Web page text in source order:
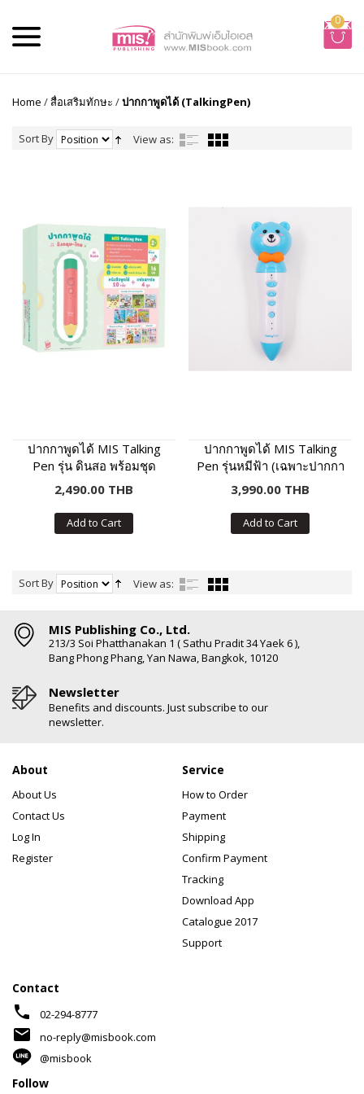
0
Home /สื่อเสริมทักษะ /ปากกาพูดได้ (TalkingPen)
Sort By View as:
ปากกาพูดได้ MIS Talking
Pen รุ่น ดินสอ พร้อมชุด
หนังสือเสริมภาษา พัฒนา IQ
2,490.00 THB
Add to Cart
ปากกาพูดได้ MIS Talking
Pen รุ่นหมีฟ้า (เฉพาะปากกา
พูดได้ ไม่มีหนังสือในชุด)
3,990.00 THB
Add to Cart
Sort By View as:
MIS Publishing Co., Ltd.
213/3 Soi Phatthanakan 1 ( Sathu Pradit 34 Yaek 6 ),
Bang Phong Phang, Yan Nawa, Bangkok, 10120
Newsletter
Benefits and discounts. Just subscribe to our
newsletter.
About
About Us
Contact Us
Log In
Register
Service
How to Order
Payment
Shipping
Confirm Payment
Tracking
Download App
Catalogue 2017
Support
Contact
phone 02-294-8777
mail
no-reply@misbook.com
@misbook
Follow